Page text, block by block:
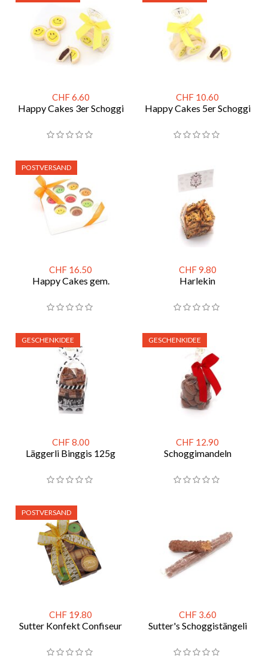
CHF 6.60
Happy Cakes 3er Schoggi
CHF 10.60
Happy Cakes 5er Schoggi
CHF 16.50
Happy Cakes gem.
POSTVERSAND
CHF 9.80
Harlekin
CHF 8.00
Läggerli Binggis 125g
GESCHENKIDEE
CHF 12.90
Schoggimandeln
GESCHENKIDEE
CHF 19.80
Sutter Konfekt Confiseur
POSTVERSAND
CHF 3.60
Sutter's Schoggistängeli